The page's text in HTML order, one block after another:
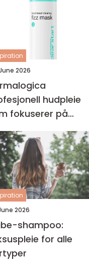
2026
hudpleie
fokuserer på
2026
shampoo:
for alle